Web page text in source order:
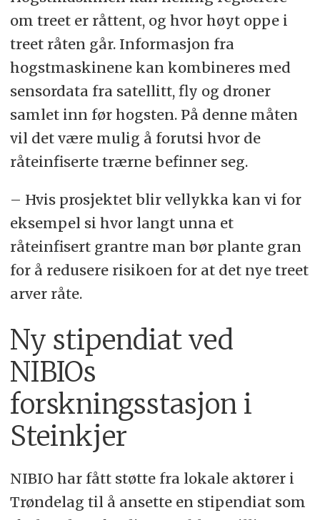
om treet er råttent, og hvor høyt oppe i
treet råten går. Informasjon fra
hogstmaskinene kan kombineres med
sensordata fra satellitt, fly og droner
samlet inn før hogsten. På denne måten
vil det være mulig å forutsi hvor de
råteinfiserte trærne befinner seg.
– Hvis prosjektet blir vellykka kan vi for
eksempel si hvor langt unna et
råteinfisert grantre man bør plante gran
for å redusere risikoen for at det nye treet
arver råte.
Ny stipendiat ved
NIBIOs
forskningsstasjon i
Steinkjer
NIBIO har fått støtte fra lokale aktører i
Trøndelag til å ansette en stipendiat som